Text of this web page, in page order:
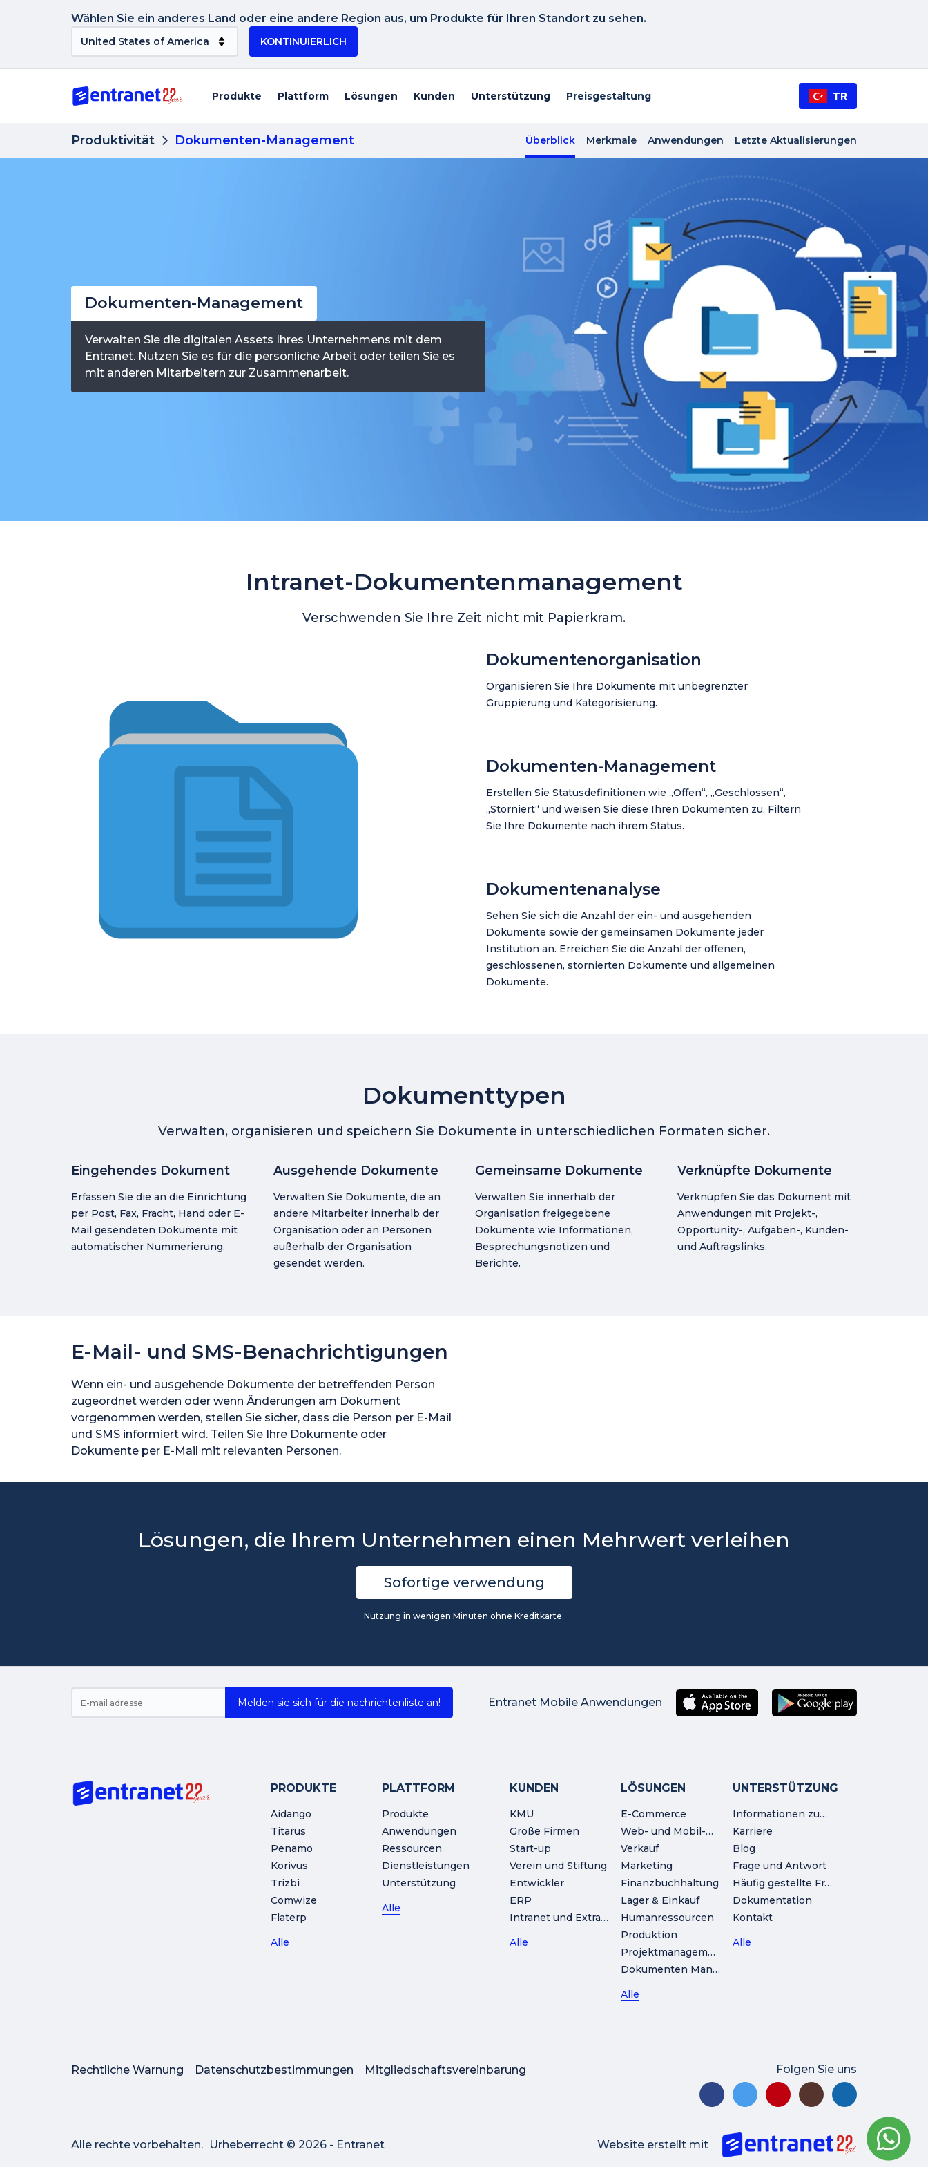
Wählen Sie ein anderes Land oder eine andere Region aus, um Produkte für Ihren Standort zu sehen.
KONTINUIERLICH
Produkte Plattform Lösungen Kunden Unterstützung Preisgestaltung TR
Produktivität Dokumenten-Management Überblick Merkmale Anwendungen Letzte Aktualisierungen
Dokumenten-Management
Verwalten Sie die digitalen Assets Ihres Unternehmens mit dem
Entranet. Nutzen Sie es für die persönliche Arbeit oder teilen Sie es
mit anderen Mitarbeitern zur Zusammenarbeit.
Intranet-Dokumentenmanagement
Verschwenden Sie Ihre Zeit nicht mit Papierkram.
Dokumentenorganisation
Organisieren Sie Ihre Dokumente mit unbegrenzter
Gruppierung und Kategorisierung.
Dokumenten-Management
Erstellen Sie Statusdefinitionen wie „Offen“, „Geschlossen“,
„Storniert“ und weisen Sie diese Ihren Dokumenten zu. Filtern
Sie Ihre Dokumente nach ihrem Status.
Dokumentenanalyse
Sehen Sie sich die Anzahl der ein- und ausgehenden
Dokumente sowie der gemeinsamen Dokumente jeder
Institution an. Erreichen Sie die Anzahl der offenen,
geschlossenen, stornierten Dokumente und allgemeinen
Dokumente.
Dokumenttypen
Verwalten, organisieren und speichern Sie Dokumente in unterschiedlichen Formaten sicher.
Eingehendes Dokument
Erfassen Sie die an die Einrichtung
per Post, Fax, Fracht, Hand oder E-
Mail gesendeten Dokumente mit
automatischer Nummerierung.
Ausgehende Dokumente
Verwalten Sie Dokumente, die an
andere Mitarbeiter innerhalb der
Organisation oder an Personen
außerhalb der Organisation
gesendet werden.
Gemeinsame Dokumente
Verwalten Sie innerhalb der
Organisation freigegebene
Dokumente wie Informationen,
Besprechungsnotizen und
Berichte.
Verknüpfte Dokumente
Verknüpfen Sie das Dokument mit
Anwendungen mit Projekt-,
Opportunity-, Aufgaben-, Kunden-
und Auftragslinks.
E-Mail- und SMS-Benachrichtigungen
Wenn ein- und ausgehende Dokumente der betreffenden Person
zugeordnet werden oder wenn Änderungen am Dokument
vorgenommen werden, stellen Sie sicher, dass die Person per E-Mail
und SMS informiert wird. Teilen Sie Ihre Dokumente oder
Dokumente per E-Mail mit relevanten Personen.
Lösungen, die Ihrem Unternehmen einen Mehrwert verleihen
Sofortige verwendung
Nutzung in wenigen Minuten ohne Kreditkarte.
Melden sie sich für die nachrichtenliste an! Entranet Mobile Anwendungen
PRODUKTE
Aidango
Titarus
Penamo
Korivus
Trizbi
Comwize
Flaterp
Alle
PLATTFORM
Produkte
Anwendungen
Ressourcen
Dienstleistungen
Unterstützung
Alle
KUNDEN
KMU
Große Firmen
Start-up
Verein und Stiftung
Entwickler
ERP
Intranet und Extranet
Alle
LÖSUNGEN
E-Commerce
Web- und Mobil-Workshop
Verkauf
Marketing
Finanzbuchhaltung
Lager & Einkauf
Humanressourcen
Produktion
Projektmanagement
Dokumenten Management
Alle
UNTERSTÜTZUNG
Informationen zum Unternehmen
Karriere
Blog
Frage und Antwort
Häufig gestellte Fragen
Dokumentation
Kontakt
Alle
Rechtliche Warnung Datenschutzbestimmungen Mitgliedschaftsvereinbarung Folgen Sie uns
Alle rechte vorbehalten. Urheberrecht © 2026 - Entranet Website erstellt mit